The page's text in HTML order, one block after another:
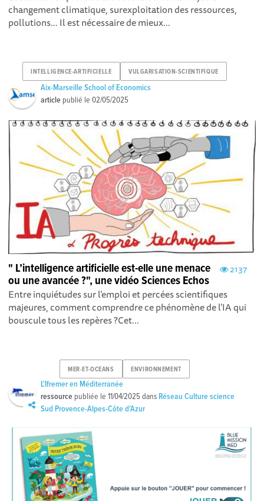
changement climatique, surexploitation des ressources,
pollutions… Il est nécessaire de mieux...
INTELLIGENCE-ARTIFICIELLE VULGARISATION-SCIENTIFIQUE
Aix-Marseille School of Economics
article publié le02/05/2025
2137
" L’intelligence artificielle est-elle une menace
ou une avancée ?", une vidéo Sciences Echos
Entre inquiétudes sur l’emploi et percées scientifiques
majeures, comment comprendre ce phénomène de l’IA qui
bouscule tous les repères ?Cet...
MER-ET-OCEANS ENVIRONNEMENT
L'Ifremer en Méditerranée
ressource publiée le11/04/2025dans Réseau Culture science
Sud Provence-Alpes-Côte d'Azur